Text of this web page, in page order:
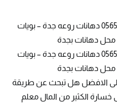
معلم دهانات جدة ت: 0565411907 دهانات روعه جدة – بويات
محل دهانات بجدة
معلم دهانات جدة ت: 0565411907 دهانات روعه جدة – بويات
محل دهانات بجدة
الافضل هل تبحث عن طريقة
خسارة الكثير من المال معلم